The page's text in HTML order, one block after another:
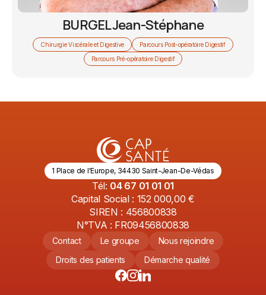
BURGEL Jean-Stéphane
Chirurgie Viscérale et Digestive
Parcours Post-opératoire Digestif
Parcours Pré-opératoire Digestif
1 Place de l'Europe, 34430 Saint-Jean-De-Védas
Tél: 04 67 01 01 01
Capital Social : 152 000,00 €
SIREN : 456800838
N°TVA : FR09456800838
Contact Le groupe
Nous rejoindre
Droits des patients
Démarche qualité